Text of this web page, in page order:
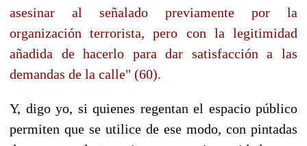
asesinar al señalado previamente por la
organización terrorista, pero con la legitimidad
añadida de hacerlo para dar satisfacción a las
demandas de la calle" (60).
Y, digo yo, si quienes regentan el espacio público
permiten que se utilice de ese modo, con pintadas